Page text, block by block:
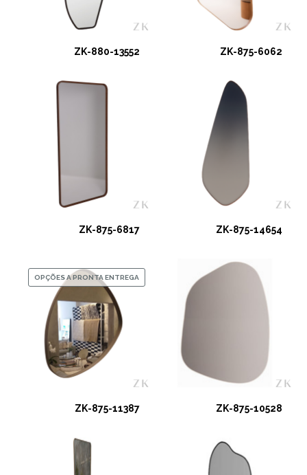
ZK-880-13552 ZK-875-6062
ZK-875-6817 ZK-875-14654
OPÇÕES A PRONTA ENTREGA
ZK-875-11387 ZK-875-10528